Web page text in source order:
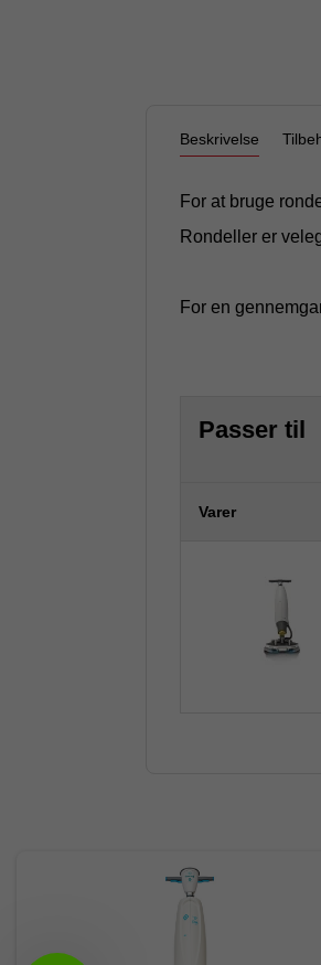
Beskrivelse
For at bruge
Rondeller er
For en
Passer til
Varer